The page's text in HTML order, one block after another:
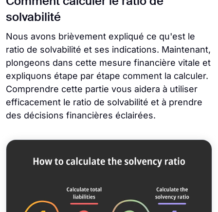
solvabilité
Nous avons brièvement expliqué ce qu'est le
ratio de solvabilité et ses indications. Maintenant,
plongeons dans cette mesure financière vitale et
expliquons étape par étape comment la calculer.
Comprendre cette partie vous aidera à utiliser
efficacement le ratio de solvabilité et à prendre
des décisions financières éclairées.